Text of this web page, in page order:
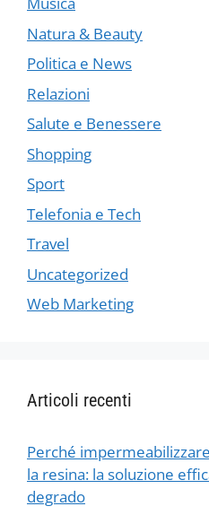
Natura & Beauty
Politica e News
Relazioni
Salute e Benessere
Shopping
Sport
Telefonia e Tech
Travel
Uncategorized
Web Marketing
Articoli recenti
Perché
la resina: la soluzione
degrado